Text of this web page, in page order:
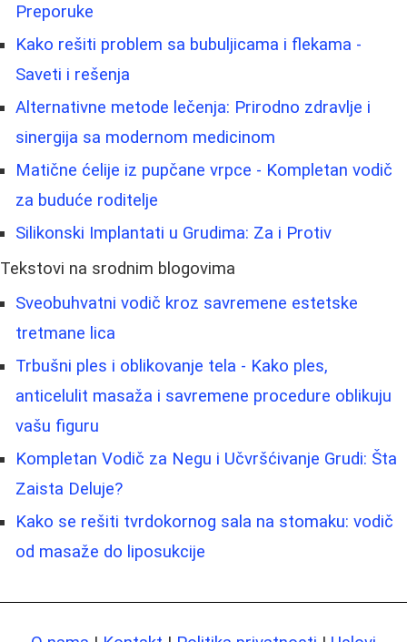
Preporuke
Kako rešiti problem sa bubuljicama i flekama -
Saveti i rešenja
Alternativne metode lečenja: Prirodno zdravlje i
sinergija sa modernom medicinom
Matične ćelije iz pupčane vrpce - Kompletan vodič
za buduće roditelje
Silikonski Implantati u Grudima: Za i Protiv
Tekstovi na srodnim blogovima
Sveobuhvatni vodič kroz savremene estetske
tretmane lica
Trbušni ples i oblikovanje tela - Kako ples,
anticelulit masaža i savremene procedure oblikuju
vašu figuru
Kompletan Vodič za Negu i Učvršćivanje Grudi: Šta
Zaista Deluje?
Kako se rešiti tvrdokornog sala na stomaku: vodič
od masaže do liposukcije